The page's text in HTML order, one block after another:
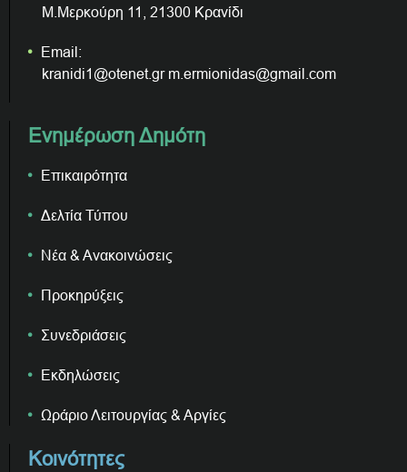
Μ.Μερκούρη 11, 21300 Κρανίδι
Email:
kranidi1@otenet.gr m.ermionidas@gmail.com
Ενημέρωση Δημότη
Επικαιρότητα
Δελτία Τύπου
Νέα & Ανακοινώσεις
Προκηρύξεις
Συνεδριάσεις
Εκδηλώσεις
Ωράριο Λειτουργίας & Αργίες
Κοινότητες